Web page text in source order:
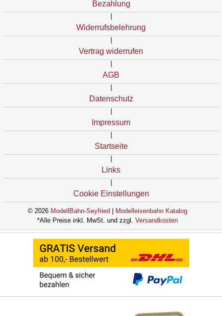
Bezahlung
Widerrufsbelehrung
Vertrag widerrufen
AGB
Datenschutz
Impressum
Startseite
Links
Cookie Einstellungen
© 2026 ModellBahn-Seyfried
Modelleisenbahn Katalog
*Alle Preise inkl. MwSt. und zzgl. Versandkosten